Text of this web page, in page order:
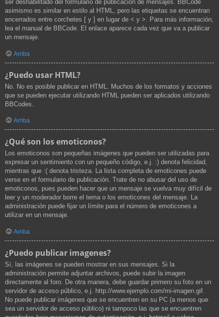
ser deshabilitado del formulario de publicación de mensajes. BBCode
asimismo es similar en estilo al HTML, pero las etiquetas se encuentran
encerrados entre corchetes [ y ] en lugar de < y >. Para más información,
lea el manual de BBCode. El enlace aparece cada vez que va a publicar
un mensaje.
Arriba
¿Puedo usar HTML?
No. No es posible publicar en HTML. Muchos de los formatos y acciones
que se pueden ejecutar utilizando HTML pueden ser aplicados utilizando
BBCodes.
Arriba
¿Qué son los emoticonos?
Los emoticonos son pequeñas imágenes que pueden ser utilizadas para
expresar un sentimiento con un pequeño código, e.j. :) denota felicidad,
mientras que :( denota tristeza. La lista completa de emoticones puede
verse en el formulario de publicación. Trate de no abusar del uso de
emoticonos, pues pueden hacer que un mensaje se vuelva muy difícil de
leer y un moderador borre el tema o los emoticones del mensaje. La
administración puede fijar un límite para el número de emoticones a
utilizar en un mensaje.
Arriba
¿Puedo publicar imagenes?
Sí, las imágenes se pueden mostrar en sus mensajes. Si la
administración permite adjuntar archivos, puede subir la imagen
directamente al foro. De otra manera, debe guardar primero su foto en un
servidor de acceso público, e.j. http://www.ejemplo.com/mi-imagen.gif.
No puede publicar imágenes que se encuentren en su PC (a menos que
sea un servidor de acceso público) ni tampoco las que se encuentren